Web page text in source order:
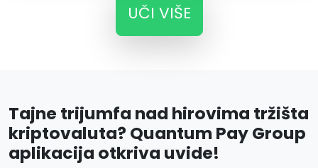
UČI VIŠE
Tajne trijumfa nad hirovima tržišta
kriptovaluta? Quantum Pay Group
aplikacija otkriva uvide!